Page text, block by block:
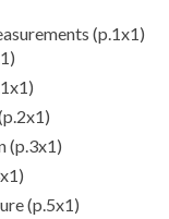
(p.1x1)
(p.3x1)
(p.5x1)